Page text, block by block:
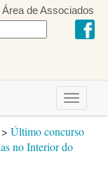
Área de Associados
Toggle
> Último concurso
no Interior do